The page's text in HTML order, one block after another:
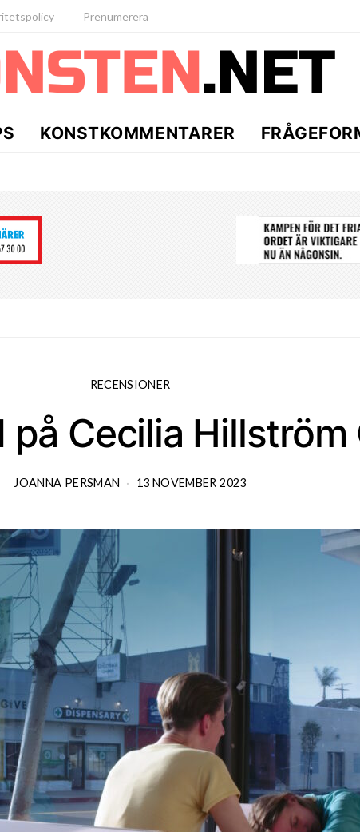
Prenumerera
KONSTKOMMENTARER
RECENSIONER
på Cecilia Hillström
JOANNA PERSMAN 13 NOVEMBER 2023